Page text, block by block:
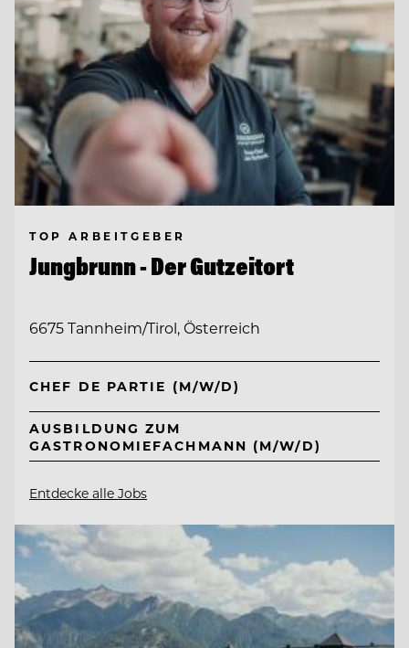
TOP ARBEITGEBER
Jungbrunn - Der Gutzeitort
6675 Tannheim/Tirol, Österreich
CHEF DE PARTIE (M/W/D)
AUSBILDUNG ZUM
GASTRONOMIEFACHMANN (M/W/D)
Entdecke alle Jobs